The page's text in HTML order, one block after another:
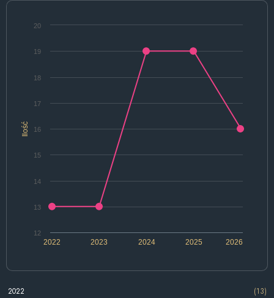
Ilość
2022 2024 2026
2023 2025
12
13
14
15
16
17
18
19
20
2022
(13)